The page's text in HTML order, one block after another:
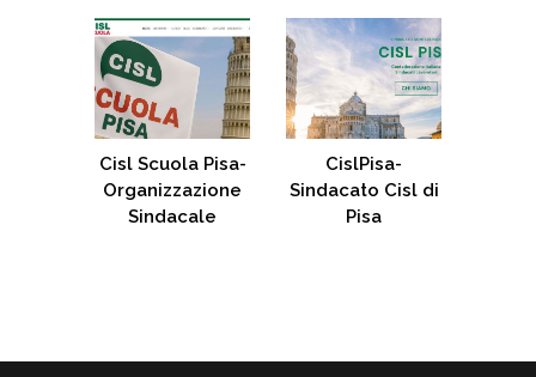
Cisl Scuola Pisa-
Organizzazione
Sindacale
CislPisa-
Sindacato Cisl di
Pisa